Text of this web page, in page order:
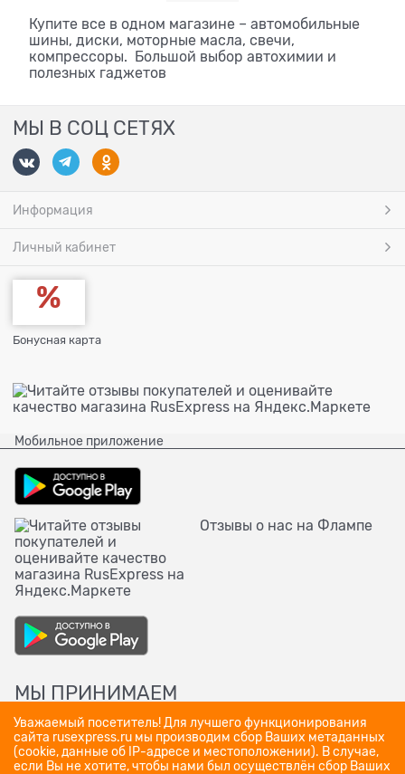
Купите все в одном магазине – автомобильные
шины, диски, моторные масла, свечи,
компрессоры. Большой выбор автохимии и
полезных гаджетов
МЫ В СОЦ СЕТЯХ
Информация
Личный кабинет
Бонусная карта
Мобильное приложение
Отзывы о нас на Флампе
МЫ ПРИНИМАЕМ
Уважаемый посетитель! Для лучшего функционирования
сайта rusexpress.ru мы производим сбор Ваших метаданных
(cookie, данные об IP-адресе и местоположении). В случае,
если Вы не хотите, чтобы нами был осуществлён сбор Ваших